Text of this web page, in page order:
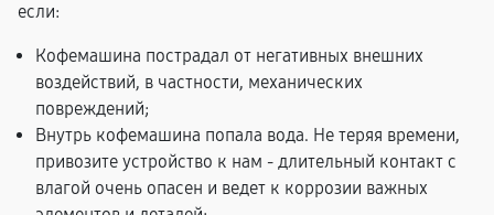
если:
Кофемашина пострадал от негативных внешних
воздействий, в частности, механических
повреждений;
Внутрь кофемашина попала вода. Не теряя времени,
привозите устройство к нам - длительный контакт с
влагой очень опасен и ведет к коррозии важных